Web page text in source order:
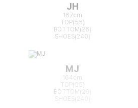
JH
167cm
TOP(55)
BOTTOM(26)
SHOES(240)
MJ
164cm
TOP(55)
BOTTOM(26)